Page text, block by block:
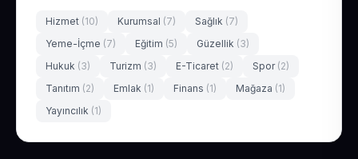
Hizmet (10) Kurumsal (7) Sağlık (7)
Yeme-İçme (7) Eğitim (5) Güzellik (3)
Hukuk (3) Turizm (3) E-Ticaret (2) Spor (2)
Tanıtım (2) Emlak (1) Finans (1) Mağaza (1)
Yayıncılık (1)